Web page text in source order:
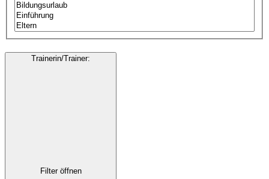
Trainerin/Trainer:
Filter öffnen